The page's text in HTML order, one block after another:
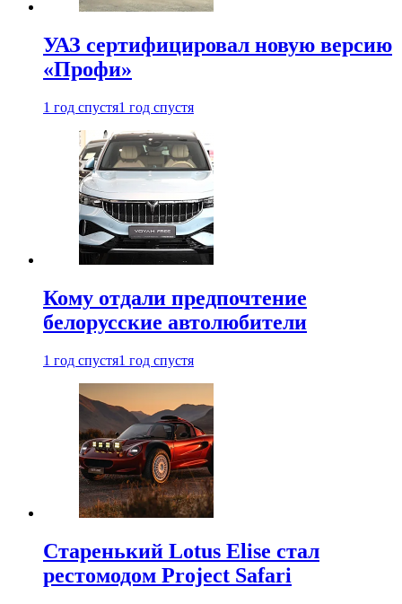
УАЗ сертифицировал новую версию
«Профи»
1 год спустя1 год спустя
Кому отдали предпочтение
белорусские автолюбители
1 год спустя1 год спустя
Старенький Lotus Elise стал
рестомодом Project Safari